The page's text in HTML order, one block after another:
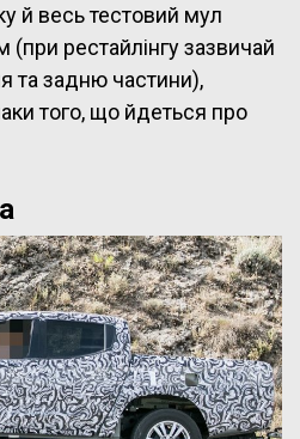
й весь тестовий мул
рестайлінгу зазвичай
та задню частини),
того, що йдеться про